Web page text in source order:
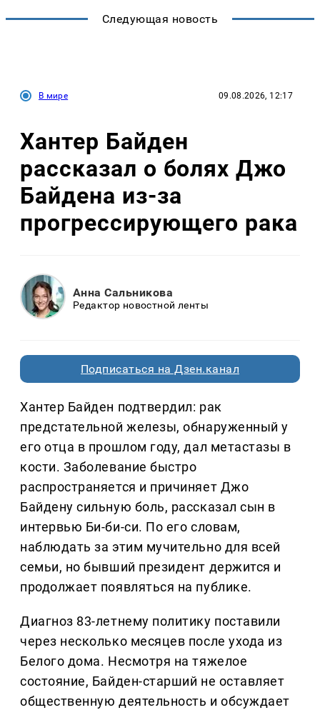
Следующая новость
В мире 09.08.2026, 12:17
Хантер Байден
рассказал о болях Джо
Байдена из-за
прогрессирующего рака
Анна Сальникова
Редактор новостной ленты
Подписаться на Дзен.канал
Хантер Байден подтвердил: рак
предстательной железы, обнаруженный у
его отца в прошлом году, дал метастазы в
кости. Заболевание быстро
распространяется и причиняет Джо
Байдену сильную боль, рассказал сын в
интервью Би-би-си. По его словам,
наблюдать за этим мучительно для всей
семьи, но бывший президент держится и
продолжает появляться на публике.
Диагноз 83-летнему политику поставили
через несколько месяцев после ухода из
Белого дома. Несмотря на тяжелое
состояние, Байден-старший не оставляет
общественную деятельность и обсуждает